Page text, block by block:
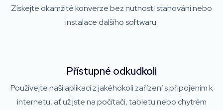
Získejte okamžité konverze bez nutnosti stahování nebo
instalace dalšího softwaru.
Přístupné odkudkoli
Používejte naši aplikaci z jakéhokoli zařízení s připojením k
internetu, ať už jste na počítači, tabletu nebo chytrém